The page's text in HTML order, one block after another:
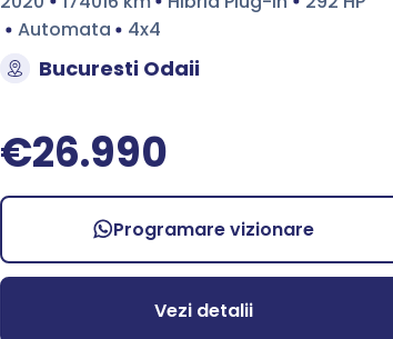
Automata
4x4
Bucuresti Odaii
€26.990
Programare vizionare
Vezi detalii